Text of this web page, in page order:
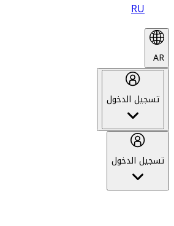
RU
AR
تسجيل الدخول
تسجيل الدخول